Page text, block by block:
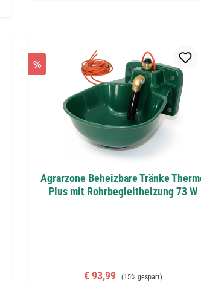
%
Agrarzone Beheizbare Tränke
Plus mit Rohrbegleitheizung 73 W
Verkaufspreis:
€ 93,99 Regulärer Preis:
(15% gespart)